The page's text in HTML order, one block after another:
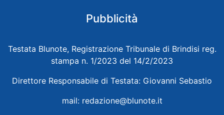
Pubblicità
Testata Blunote, Registrazione Tribunale di Brindisi reg.
stampa n. 1/2023 del 14/2/2023
Direttore Responsabile di Testata: Giovanni Sebastio
mail: redazione@blunote.it